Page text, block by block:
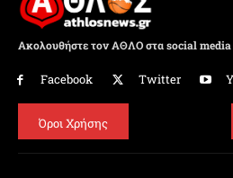
Ακολουθήστε τον ΑΘΛΟ στα social media
Facebook Twitter
Όροι Χρήσης